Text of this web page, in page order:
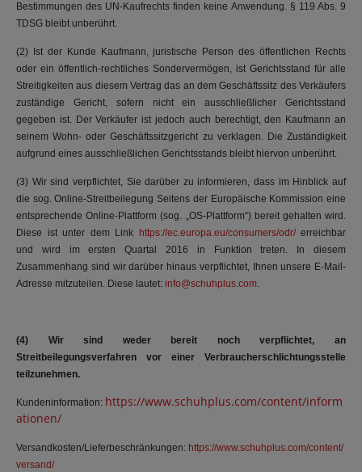
Bestimmungen des UN-Kaufrechts finden keine Anwendung. § 119 Abs. 9
TDSG bleibt unberührt.
(2) Ist der Kunde Kaufmann, juristische Person des öffentlichen Rechts
oder ein öffentlich-rechtliches Sondervermögen, ist Gerichtsstand für alle
Streitigkeiten aus diesem Vertrag das an dem Geschäftssitz des Verkäufers
zuständige Gericht, sofern nicht ein ausschließlicher Gerichtsstand
gegeben ist. Der Verkäufer ist jedoch auch berechtigt, den Kaufmann an
seinem Wohn- oder Geschäftssitzgericht zu verklagen. Die Zuständigkeit
aufgrund eines ausschließlichen Gerichtsstands bleibt hiervon unberührt.
(3) Wir sind verpflichtet, Sie darüber zu informieren, dass im Hinblick auf
die sog. Online-Streitbeilegung Seitens der Europäische Kommission eine
entsprechende Online-Plattform (sog. „OS-Plattform“) bereit gehalten wird.
Diese ist unter dem Link
https://ec.europa.eu/consumers/odr/erreichbar
und wird im ersten Quartal 2016 in Funktion treten. In diesem
Zusammenhang sind wir darüber hinaus verpflichtet, Ihnen unsere E-Mail-
Adresse mitzuteilen. Diese lautet: info@schuhplus.com.
(4) Wir sind weder bereit noch verpflichtet, an
Streitbeilegungsverfahren vor einer Verbraucherschlichtungsstelle
teilzunehmen.
Kundeninformation: https://www.schuhplus.com/content/inform
ationen/
Versandkosten/Lieferbeschränkungen: https://www.schuhplus.com/content/
versand/